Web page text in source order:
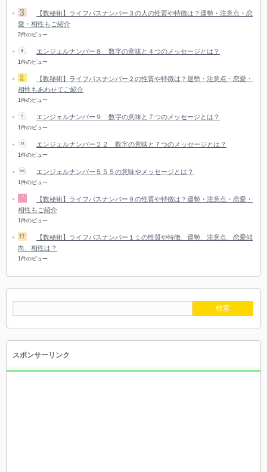
【数秘術】ライフパスナンバー３の人の性質や特徴は？運勢・注意点・恋
愛・相性もご紹介
2件のビュー
エンジェルナンバー８ 数字の意味と４つのメッセージとは？
1件のビュー
【数秘術】ライフパスナンバー２の性質や特徴は？運勢・注意点・恋愛・
相性もあわせてご紹介
1件のビュー
エンジェルナンバー９ 数字の意味と７つのメッセージとは？
1件のビュー
エンジェルナンバー２２ 数字の意味と７つのメッセージとは？
1件のビュー
エンジェルナンバー５５５の意味やメッセージとは？
1件のビュー
【数秘術】ライフパスナンバー９の性質や特徴は？運勢・注意点・恋愛・
相性もご紹介
1件のビュー
【数秘術】ライフパスナンバー１１の性質や特徴、運勢、注意点、恋愛傾
向、相性は？
1件のビュー
スポンサーリンク